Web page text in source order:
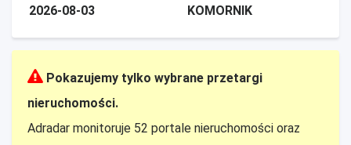
2026-08-03
KOMORNIK
Pokazujemy tylko wybrane przetargi
nieruchomości.
Adradar monitoruje 52 portale nieruchomości oraz